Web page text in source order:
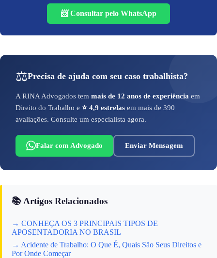
📨 Consultar pelo WhatsApp
⚖️Precisa de ajuda com seu caso trabalhista?
A RINA Advogados tem mais de 12 anos de experiência em
Direito do Trabalho e ⭐ 4,9 estrelas em mais de 390
avaliações. Consulte um especialista agora.
Falar com Advogado Enviar Mensagem
📚 Artigos Relacionados
→ CONHEÇA OS 3 PRINCIPAIS TIPOS DE
APOSENTADORIA NO BRASIL
→ Acidente de Trabalho: O Que É, Quais São Seus Direitos e
Por Onde Começar